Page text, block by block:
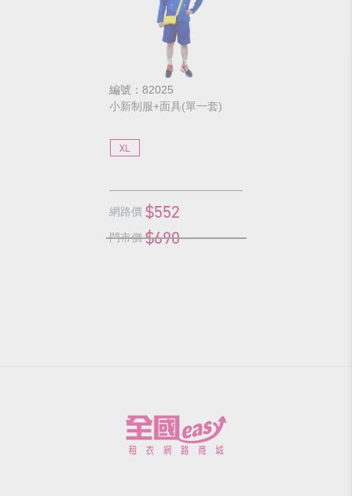
編號：82025
小新制服+面具(單一套)
XL
網路價 $552
門市價 $690